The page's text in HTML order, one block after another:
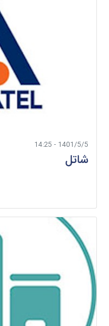
1401/5/5 - 14:25
شاتل